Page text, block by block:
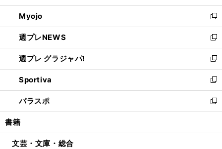
開
く
ウ
で
開
く
ン
ド
ウ
で
開
く
ウ
ィ
ン
ド
ウ
で
開
く
Myojo
新
し
い
ウ
ィ
ン
ド
ウ
で
開
週プレNEWS
新
し
い
ウ
ィ
ン
ド
ウ
開
週プレ グラジャパ!
新
し
い
ウ
ィ
ン
ウ
Sportiva
新
し
い
ウ
ン
パラスポ
新
し
ウ
書籍
文芸・文庫・総合